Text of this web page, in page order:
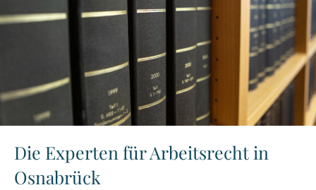
Die Experten für Arbeitsrecht in
Osnabrück